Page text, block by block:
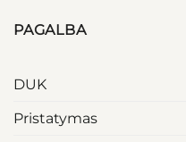
PAGALBA
DUK
Pristatymas